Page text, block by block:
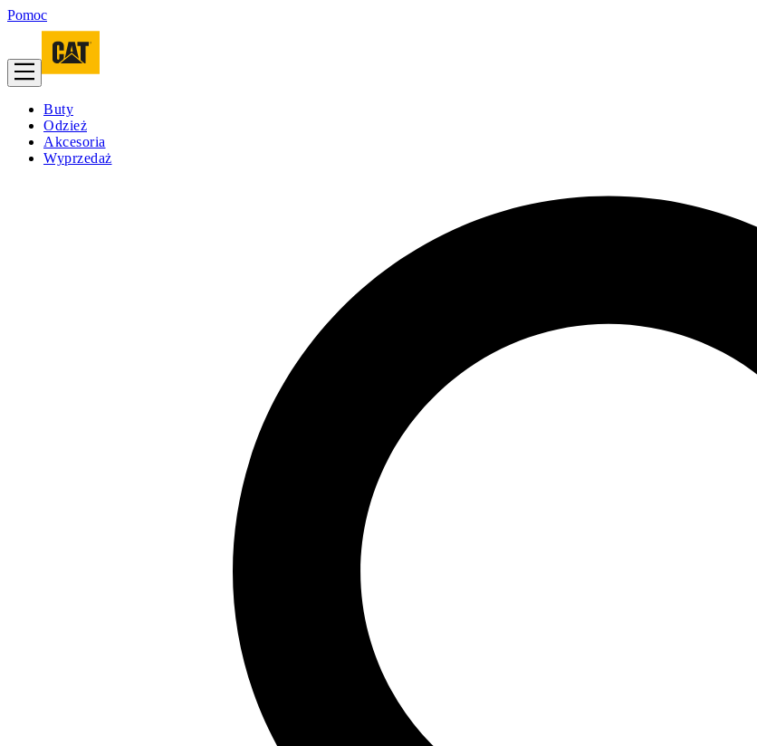
Pomoc
Buty
Odzież
Akcesoria
Wyprzedaż